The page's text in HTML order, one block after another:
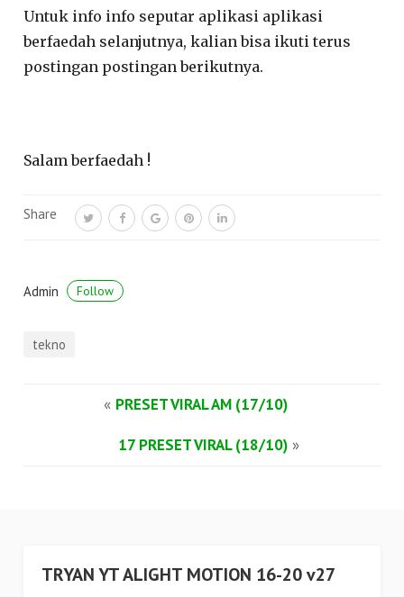
Untuk info info seputar aplikasi aplikasi
berfaedah selanjutnya, kalian bisa ikuti terus
postingan postingan berikutnya.
Salam berfaedah !
Share
Admin Follow
tekno
« PRESET VIRAL AM (17/10)
17 PRESET VIRAL (18/10) »
TRYAN YT ALIGHT MOTION 16-20 v27